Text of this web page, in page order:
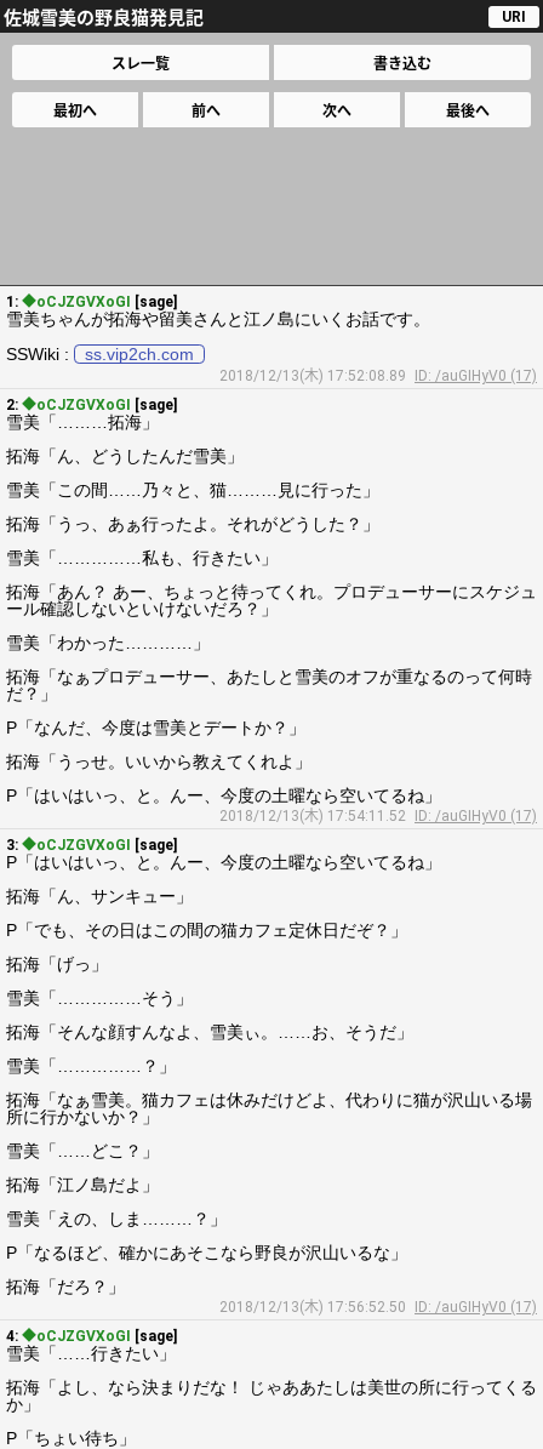
佐城雪美の野良猫発見記 URI
スレ一覧 書き込む
最初へ 前へ 次へ 最後へ
1: ◆oCJZGVXoGI [sage]
雪美ちゃんが拓海や留美さんと江ノ島にいくお話です。
SSWiki :
ss.vip2ch.com
2018/12/13(木) 17:52:08.89
ID: /auGIHyV0 (17)
2: ◆oCJZGVXoGI [sage]
雪美「………拓海」
拓海「ん、どうしたんだ雪美」
雪美「この間……乃々と、猫………見に行った」
拓海「うっ、あぁ行ったよ。それがどうした？」
雪美「……………私も、行きたい」
拓海「あん？ あー、ちょっと待ってくれ。プロデューサーにスケジュ
ール確認しないといけないだろ？」
雪美「わかった…………」
拓海「なぁプロデューサー、あたしと雪美のオフが重なるのって何時
だ？」
P「なんだ、今度は雪美とデートか？」
拓海「うっせ。いいから教えてくれよ」
P「はいはいっ、と。んー、今度の土曜なら空いてるね」
2018/12/13(木) 17:54:11.52
ID: /auGIHyV0 (17)
3: ◆oCJZGVXoGI [sage]
P「はいはいっ、と。んー、今度の土曜なら空いてるね」
拓海「ん、サンキュー」
P「でも、その日はこの間の猫カフェ定休日だぞ？」
拓海「げっ」
雪美「……………そう」
拓海「そんな顔すんなよ、雪美ぃ。……お、そうだ」
雪美「……………？」
拓海「なぁ雪美。猫カフェは休みだけどよ、代わりに猫が沢山いる場
所に行かないか？」
雪美「……どこ？」
拓海「江ノ島だよ」
雪美「えの、しま………？」
P「なるほど、確かにあそこなら野良が沢山いるな」
拓海「だろ？」
2018/12/13(木) 17:56:52.50
ID: /auGIHyV0 (17)
4: ◆oCJZGVXoGI [sage]
雪美「……行きたい」
拓海「よし、なら決まりだな！ じゃああたしは美世の所に行ってくる
か」
P「ちょい待ち」